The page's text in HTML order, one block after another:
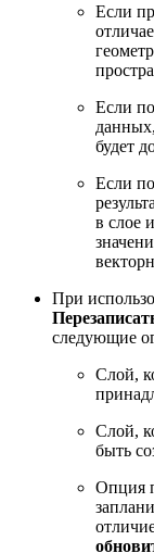
Если
Если
будет
Если
в слое
При
следующие
Слой,
Слой,
быть
Опция